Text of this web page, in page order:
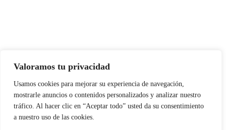
Valoramos tu privacidad
Usamos cookies para mejorar su experiencia de navegación,
mostrarle anuncios o contenidos personalizados y analizar nuestro
tráfico. Al hacer clic en “Aceptar todo” usted da su consentimiento
a nuestro uso de las cookies.